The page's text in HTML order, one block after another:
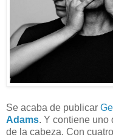
Se acaba de publicar
Adams. Y contiene uno
de la cabeza. Con